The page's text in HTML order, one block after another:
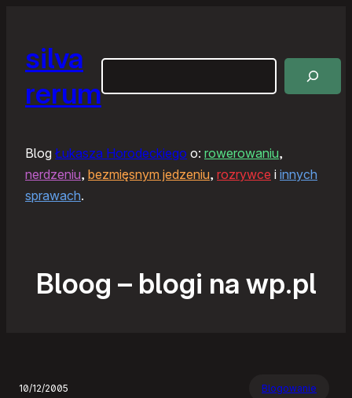
silva
rerum
Blog Łukasza Horodeckiego o: rowerowaniu,
nerdzeniu, bezmięsnym jedzeniu, rozrywce i innych
sprawach.
Bloog – blogi na wp.pl
10/12/2005 Blogowanie